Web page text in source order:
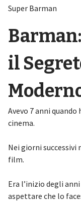
Super Barman
Barman:
il
Avevo 7 anni
cinema.
Nei giorni successivi
film.
Era l’inizio degli
aspettare che lo